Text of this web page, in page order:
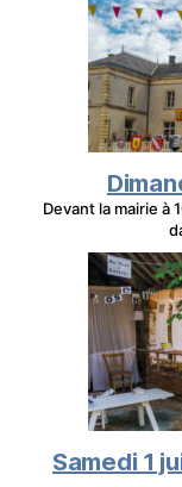
Devant la mairie à
Samedi 1